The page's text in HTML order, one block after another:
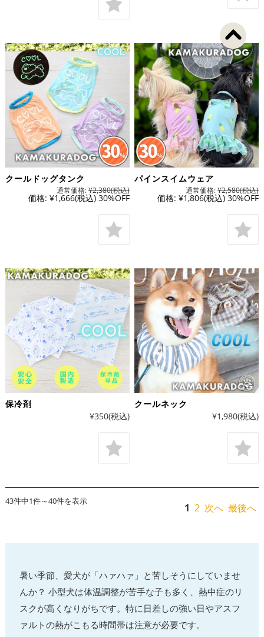
クールドッグタンク
通常価格:¥2,380(税込)
価格: ¥1,666(税込) 30%OFF
パインスイムウェア
通常価格:¥2,580(税込)
価格: ¥1,806(税込) 30%OFF
保冷剤
¥350(税込)
クールネック
¥1,980(税込)
43件中1件～40件を表示
1 2 次へ 最後へ
暑い季節、愛犬が「ハァハァ」と苦しそうにしていませ
んか？ 小型犬は体温調整が苦手な子も多く、熱中症のリ
スクが高くなりがちです。特に日差しの強い日やアスフ
ァルトの熱がこもる時間帯は注意が必要です。